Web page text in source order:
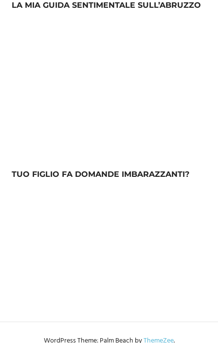
LA MIA GUIDA SENTIMENTALE SULL’ABRUZZO
TUO FIGLIO FA DOMANDE IMBARAZZANTI?